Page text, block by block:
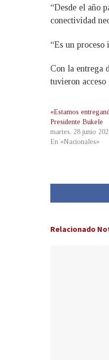
“Desde el año
conectividad
“Es un
Con la entrega
tuvieron
«Estamos
Presidente Bukele
martes, 28 junio
En «Nacionales»
Relacionado